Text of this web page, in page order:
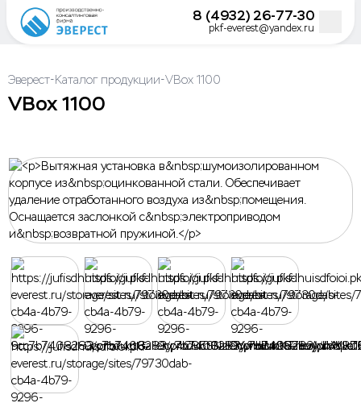
8 (4932) 26-77-30
pkf-everest@yandex.ru
Эверест-Каталог продукции-VBox 1100
VBox 1100